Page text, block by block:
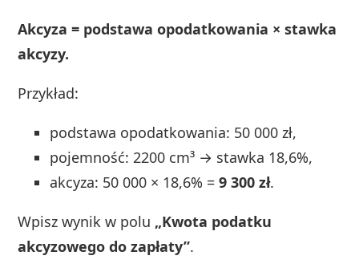
Akcyza = podstawa opodatkowania × stawka
akcyzy.
Przykład:
podstawa opodatkowania: 50 000 zł,
pojemność: 2200 cm³ → stawka 18,6%,
akcyza: 50 000 × 18,6% =9 300 zł.
Wpisz wynik w polu „Kwota podatku
akcyzowego do zapłaty”.